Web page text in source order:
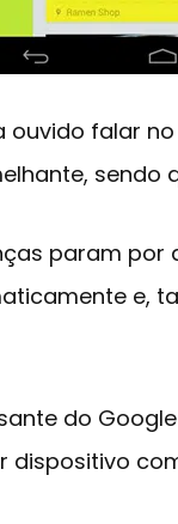
ouvido falar
sendo
param
e,
do
dispositivo